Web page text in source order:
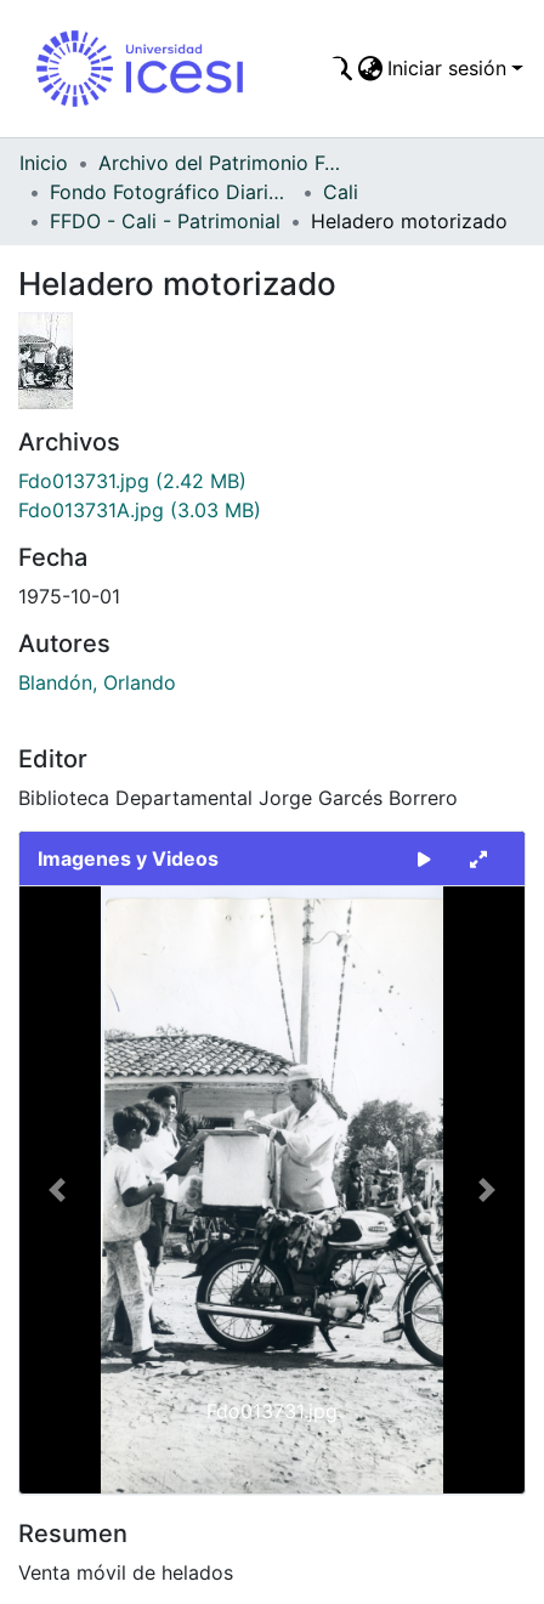
Todo DSpace
Estadísticas
Iniciar sesión
Inicio
Archivo del Patrimonio Fotográfico y Fílmico del Valle del Cauca
Fondo Fotográfico Diario Occidente
Cali
FFDO - Cali - Patrimonial
Heladero motorizado
Heladero motorizado
Archivos
Fdo013731.jpg (2.42 MB)
Fdo013731A.jpg (3.03 MB)
Fecha
1975-10-01
Autores
Blandón, Orlando
Editor
Biblioteca Departamental Jorge Garcés Borrero
Imagenes y Videos
Slide 1 of 2
Fdo013731.jpg
Previous Next
Resumen
Venta móvil de helados